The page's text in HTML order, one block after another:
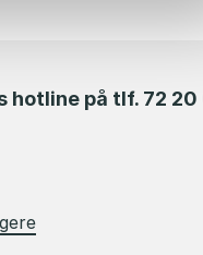
hotline på tlf. 72